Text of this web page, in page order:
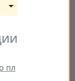
пл